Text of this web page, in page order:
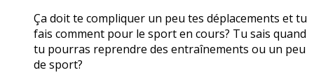
Ça doit te compliquer un peu tes déplacements et tu
fais comment pour le sport en cours? Tu sais quand
tu pourras reprendre des entraînements ou un peu
de sport?